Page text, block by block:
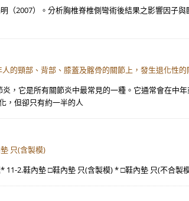
（2007）。分析胸椎脊椎側彎術後結果之影響因子
的頸部、背部、膝蓋及髂骨的關節上，發生退化性
，它是所有關節炎中最常見的一種。它通常會在中
，但卻只有約一半的人
只(含製模)
11-2.鞋內墊 □鞋內墊 只(含製模) * □鞋內墊 只(不合